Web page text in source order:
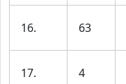
16. 63
17. 4